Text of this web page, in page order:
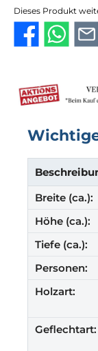
Dieses Produkt
Breite (ca.):
Höhe (ca.):
Tiefe (ca.):
Personen:
Holzart:
Geflechtart: